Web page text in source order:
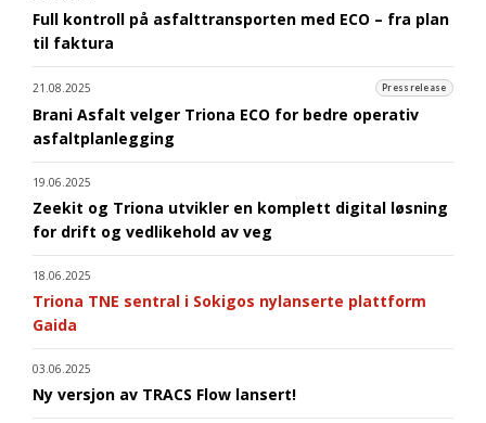
Full kontroll på asfalttransporten med ECO – fra plan
til faktura
21.08.2025 Pressrelease
Brani Asfalt velger Triona ECO for bedre operativ
asfaltplanlegging
19.06.2025
Zeekit og Triona utvikler en komplett digital løsning
for drift og vedlikehold av veg
18.06.2025
Triona TNE sentral i Sokigos nylanserte plattform
Gaida
03.06.2025
Ny versjon av TRACS Flow lansert!